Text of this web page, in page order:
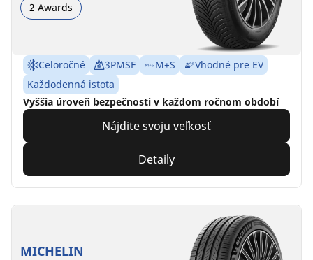
2 Awards
Celoročné 3PMSF M+S
Vhodné pre EV
Každodenná istota
Vyššia úroveň bezpečnosti v každom ročnom období
Nájdite svoju veľkosť
Detaily
MICHELIN